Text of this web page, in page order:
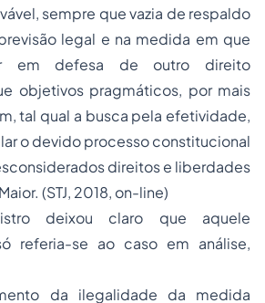
sempre que vazia de respaldo
legal e na medida em que
em defesa de outro direito
objetivos pragmáticos, por mais
tal qual a busca pela efetividade,
o devido processo constitucional
direitos e liberdades
(STJ, 2018, on-line)
deixou claro que aquele
referia-se ao caso em análise,
da ilegalidade da medida